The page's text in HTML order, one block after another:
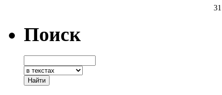
31
Поиск